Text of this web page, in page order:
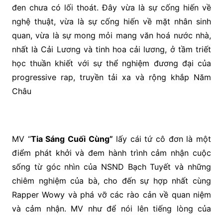
đen chưa có lối thoát. Đây vừa là sự cống hiến về
nghệ thuật, vừa là sự cống hiến về mặt nhân sinh
quan, vừa là sự mong mỏi mang văn hoá nước nhà,
nhất là Cải Lương và tinh hoa cải lương, ở tầm triết
học thuần khiết với sự thể nghiệm đương đại của
progressive rap, truyền tải xa và rộng khắp Năm
Châu
MV “Tia Sáng Cuối Cùng” lấy cái tứ cô đơn là một
điểm phát khởi và đem hành trình cảm nhận cuộc
sống từ góc nhìn của NSND Bạch Tuyết và những
chiêm nghiệm của bà, cho đến sự hợp nhất cùng
Rapper Wowy và phá vỡ các rào cản về quan niệm
và cảm nhận. MV như để nói lên tiếng lòng của